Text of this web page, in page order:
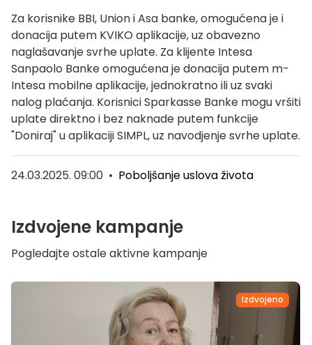
Za korisnike BBI, Union i Asa banke, omogućena je i
donacija putem KVIKO aplikacije, uz obavezno
naglašavanje svrhe uplate. Za klijente Intesa
Sanpaolo Banke omogućena je donacija putem m-
Intesa mobilne aplikacije, jednokratno ili uz svaki
nalog plaćanja. Korisnici Sparkasse Banke mogu vršiti
uplate direktno i bez naknade putem funkcije
"Doniraj" u aplikaciji SIMPL, uz navodjenje svrhe uplate.
24.03.2025. 09:00 • Poboljšanje uslova života
Izdvojene kampanje
Pogledajte ostale aktivne kampanje
Izdvojeno